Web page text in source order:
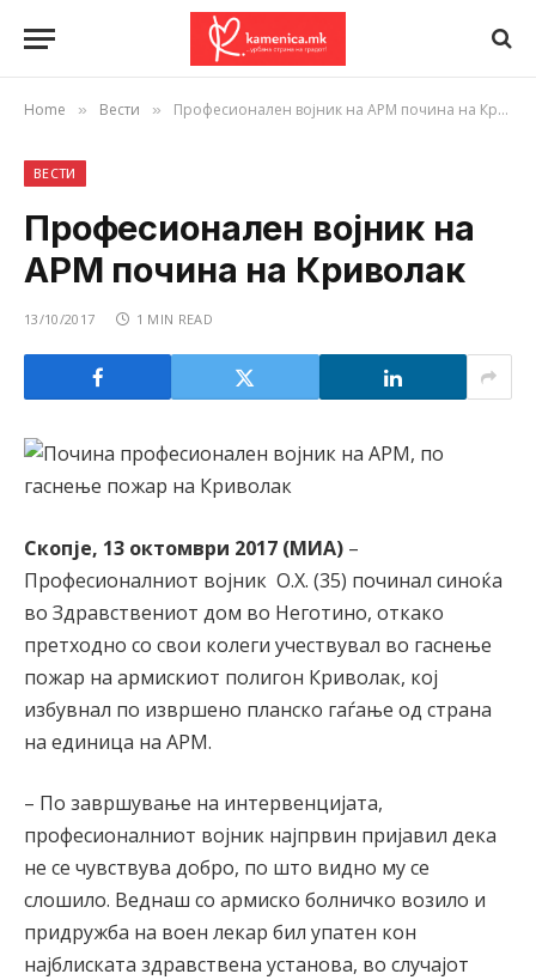
Home » Вести » Професионален војник на АРМ почина на Криволак
ВЕСТИ
Професионален војник на
АРМ почина на Криволак
13/10/2017 1 MIN READ
Скопје, 13 октомври 2017 (МИА) –
Професионалниот војник О.Х. (35) починал синоќа
во Здравствениот дом во Неготино, откако
претходно со свои колеги учествувал во гаснење
пожар на армискиот полигон Криволак, кој
избувнал по извршено планско гаѓање од страна
на единица на АРМ.
– По завршување на интервенцијата,
професионалниот војник најпрвин пријавил дека
не се чувствува добро, по што видно му се
слошило. Веднаш со армиско болничко возило и
придружба на воен лекар бил упатен кон
најблиската здравствена установа, во случајот